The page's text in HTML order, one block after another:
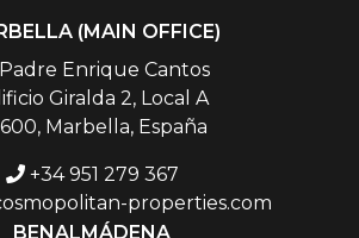
(MAIN OFFICE)
Enrique Cantos
Giralda 2, Local A
Marbella, España
+34 951 279 367
properties.com
BENALMÁDENA